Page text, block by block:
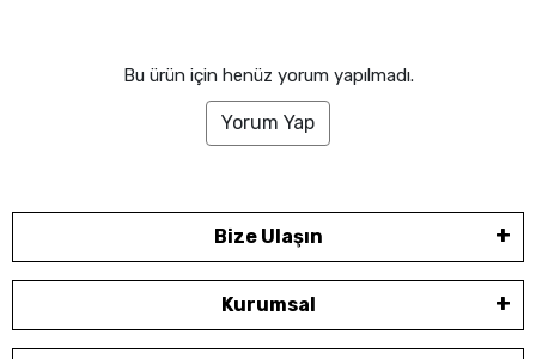
Bu ürün için henüz yorum yapılmadı.
Yorum Yap
Bize Ulaşın
Kurumsal